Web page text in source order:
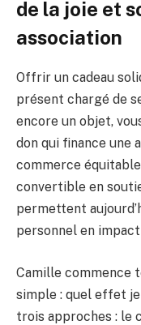
de la joie et
association
Offrir un cadeau
présent chargé de
encore un objet,
don qui finance une
commerce
convertible en
permettent
personnel en
Camille commence
simple : quel effet
trois approches : le